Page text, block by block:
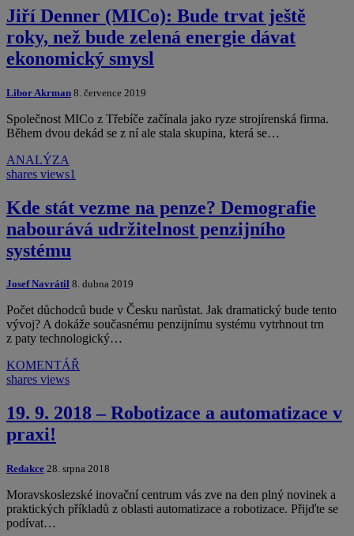
Jiří Denner (MICo): Bude trvat ještě
roky, než bude zelená energie dávat
ekonomický smysl
Libor Akrman 8. července 2019
Společnost MICo z Třebíče začínala jako ryze strojírenská firma.
Během dvou dekád se z ní ale stala skupina, která se…
ANALÝZA
shares views1
Kde stát vezme na penze? Demografie
nabourává udržitelnost penzijního
systému
Josef Navrátil 8. dubna 2019
Počet důchodců bude v Česku narůstat. Jak dramatický bude tento
vývoj? A dokáže současnému penzijnímu systému vytrhnout trn
z paty technologický…
KOMENTÁŘ
shares views
19. 9. 2018 – Robotizace a automatizace v
praxi!
Redakce 28. srpna 2018
Moravskoslezské inovační centrum vás zve na den plný novinek a
praktických příkladů z oblasti automatizace a robotizace. Přijďte se
podívat…